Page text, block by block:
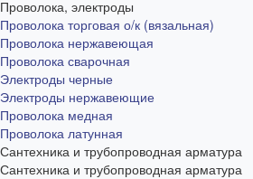
Проволока, электроды
Проволока торговая о/к (вязальная)
Проволока нержавеющая
Проволока сварочная
Электроды черные
Электроды нержавеющие
Проволока медная
Проволока латунная
Сантехника и трубопроводная арматура
Сантехника и трубопроводная арматура